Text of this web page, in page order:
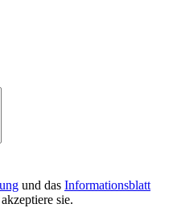
und das Informationsblatt
sie.